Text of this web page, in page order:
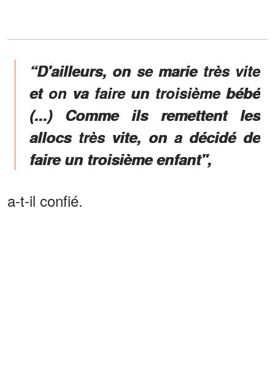
“D'ailleurs, on se marie très vite
et on va faire un troisième bébé
(...) Comme ils remettent les
allocs très vite, on a décidé de
faire un troisième enfant",
a-t-il confié.